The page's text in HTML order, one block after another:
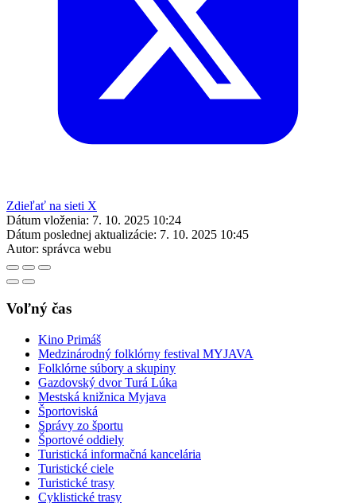
Zdieľať na sieti X
Dátum vloženia: 7. 10. 2025 10:24
Dátum poslednej aktualizácie: 7. 10. 2025 10:45
Autor: správca webu
Voľný čas
Kino Primáš
Medzinárodný folklórny festival MYJAVA
Folklórne súbory a skupiny
Gazdovský dvor Turá Lúka
Mestská knižnica Myjava
Športoviská
Správy zo športu
Športové oddiely
Turistická informačná kancelária
Turistické ciele
Turistické trasy
Cyklistické trasy